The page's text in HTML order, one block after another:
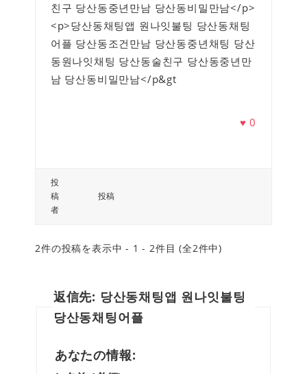
친구 당산동중년만남 당산동비밀만남</p>
<p>당산동채팅앱 원나잇불팅 당산동채팅
어플 당산동조건만남 당산동중년채팅 당산
동원나잇채팅 당산동술친구 당산동중년만
남 당산동비밀만남</p&gt
♥0
投
稿
者
投稿
2件の投稿を表示中 - 1 - 2件目 (全2件中)
返信先: 당산동채팅앱 원나잇불팅
당산동채팅어플
あなたの情報: